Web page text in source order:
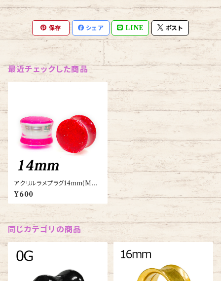
保存 シェア LINE ポスト
最近チェックした商品
アクリルラメプラグ14mm(MBB
14-045-14M)
¥600
同じカテゴリの商品